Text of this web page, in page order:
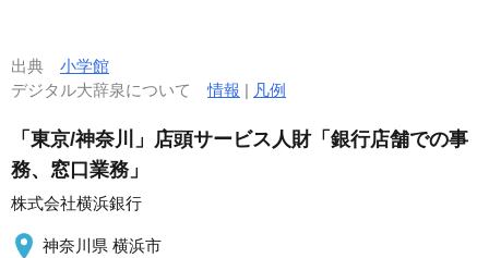
出典 小学館
デジタル大辞泉について情報 | 凡例
「東京/神奈川」店頭サービス人財「銀行店舗での事
務、窓口業務」
株式会社横浜銀行
神奈川県 横浜市